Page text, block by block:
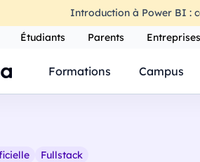
Introduction à Power BI :
Étudiants Parents Entreprises
Formations Campus
Fullstack